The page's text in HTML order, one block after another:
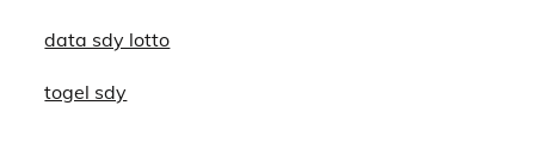
data sdy lotto
togel sdy